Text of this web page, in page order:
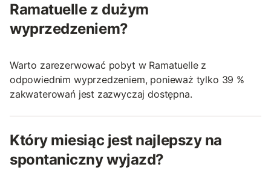
Ramatuelle z dużym
wyprzedzeniem?
Warto zarezerwować pobyt w Ramatuelle z
odpowiednim wyprzedzeniem, ponieważ tylko 39 %
zakwaterowań jest zazwyczaj dostępna.
Który miesiąc jest najlepszy na
spontaniczny wyjazd?